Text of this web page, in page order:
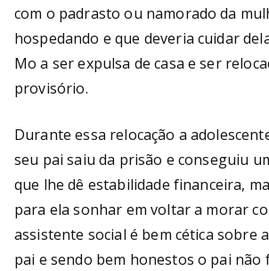
com o padrasto ou namorado da
hospedando e que deveria cuidar
Mo a ser expulsa de casa e ser
provisório.
Durante essa relocação a
seu pai saiu da prisão e conseguiu
que lhe dê estabilidade financeira,
para ela sonhar em voltar a morar
assistente social é bem cética sobre
pai e sendo bem honestos o pai não